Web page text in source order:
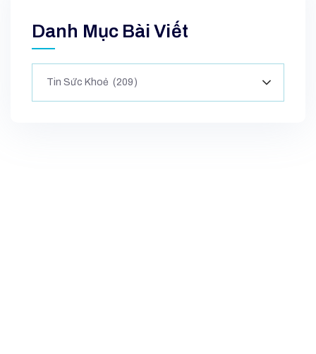
Danh Mục Bài Viết
Tin Sức Khoẻ (209)